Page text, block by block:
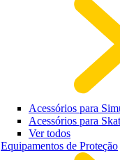
Acessórios para
Acessórios para
Ver todos
Equipamentos de Proteção